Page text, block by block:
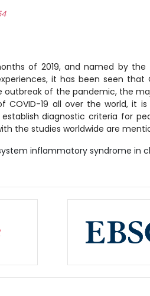
of 2019, and named by the
it has been seen
of the pandemic, the
COVID-19 all over the world, it
diagnostic criteria for
the studies worldwide are
inflammatory syndrome in